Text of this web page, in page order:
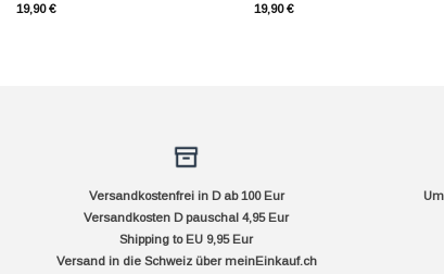
19,90€ 19,90€
Versandkostenfrei in D ab 100 Eur
Versandkosten D pauschal 4,95 Eur
Shipping to EU 9,95 Eur
Versand in die Schweiz über meinEinkauf.ch